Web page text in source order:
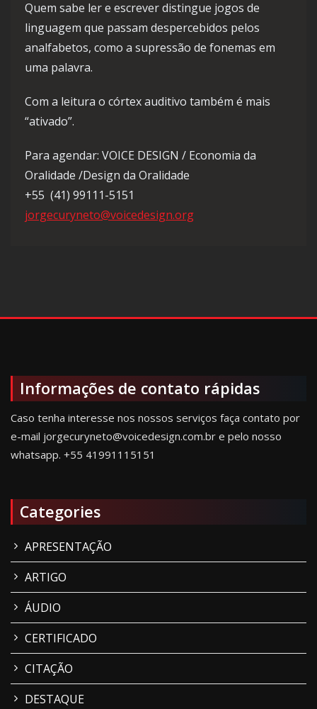
Quem sabe ler e escrever distingue jogos de
linguagem que passam despercebidos pelos
analfabetos, como a supressão de fonemas em
uma palavra.
Com a leitura o córtex auditivo também é mais
“ativado”.
Para agendar: VOICE DESIGN / Economia da
Oralidade /Design da Oralidade
+55 (41) 99111-5151
jorgecuryneto@voicedesign.org
Informações de contato rápidas
Caso tenha interesse nos nossos serviços faça contato por
e-mail jorgecuryneto@voicedesign.com.br e pelo nosso
whatsapp. +55 41991115151
Categories
APRESENTAÇÃO
ARTIGO
ÁUDIO
CERTIFICADO
CITAÇÃO
DESTAQUE